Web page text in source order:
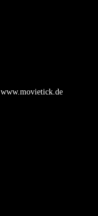
www.movietick.de